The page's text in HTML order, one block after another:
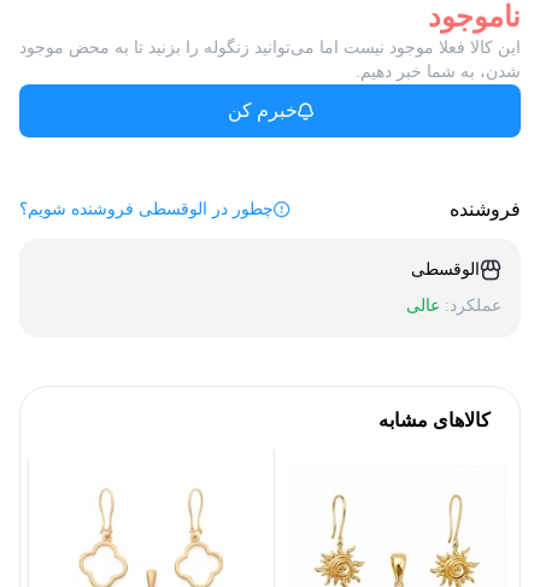
ناموجود
این کالا فعلا موجود نیست اما می‌توانید زنگوله را بزنید تا به محض موجود
شدن، به شما خبر دهیم.
خبرم کن
فروشنده چطور در الوقسطی فروشنده شویم؟
الوقسطی
عملکرد: عالی
کالاهای مشابه